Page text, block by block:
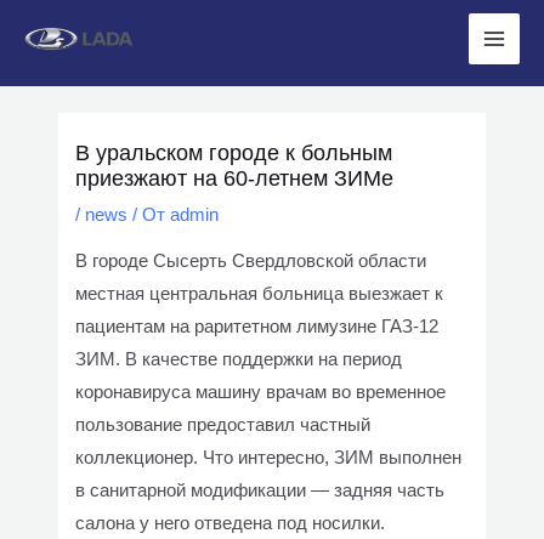
Main
В уральском городе к больным
приезжают на 60-летнем ЗИМе
/ news / От admin
В городе Сысерть Свердловской области
местная центральная больница выезжает к
пациентам на раритетном лимузине ГАЗ-12
ЗИМ. В качестве поддержки на период
коронавируса машину врачам во временное
пользование предоставил частный
коллекционер. Что интересно, ЗИМ выполнен
в санитарной модификации — задняя часть
салона у него отведена под носилки.